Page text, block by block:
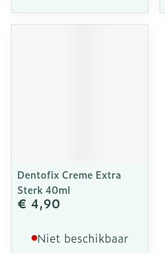
Dentofix Creme Extra
Sterk 40ml
€ 4,90
Niet beschikbaar